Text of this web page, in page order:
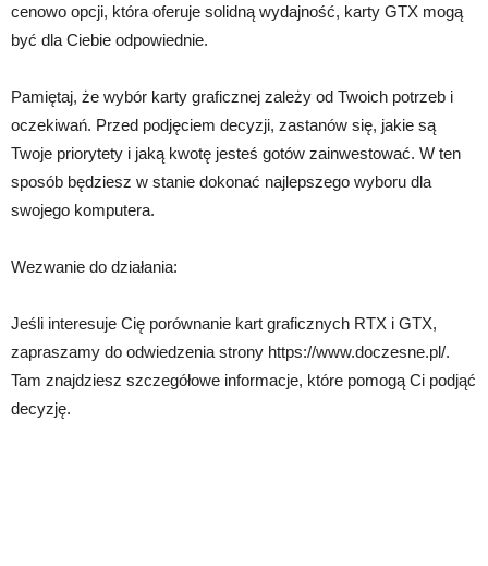
cenowo opcji, która oferuje solidną wydajność, karty GTX mogą
być dla Ciebie odpowiednie.
Pamiętaj, że wybór karty graficznej zależy od Twoich potrzeb i
oczekiwań. Przed podjęciem decyzji, zastanów się, jakie są
Twoje priorytety i jaką kwotę jesteś gotów zainwestować. W ten
sposób będziesz w stanie dokonać najlepszego wyboru dla
swojego komputera.
Wezwanie do działania:
Jeśli interesuje Cię porównanie kart graficznych RTX i GTX,
zapraszamy do odwiedzenia strony https://www.doczesne.pl/.
Tam znajdziesz szczegółowe informacje, które pomogą Ci podjąć
decyzję.